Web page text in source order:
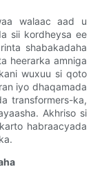
walaac aad u
sii kordheysa ee
shabakadaha
heerarka amniga
wuxuu si qoto
iyo dhaqamada
transformers-ka,
Akhriso si
habraacyada